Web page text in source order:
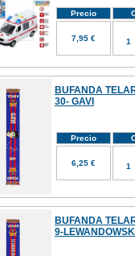
Precio
7,95 €
BUFANDA
30- GAVI
Precio
6,25 €
BUFANDA
9-